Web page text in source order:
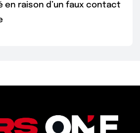
en raison d’un faux contact